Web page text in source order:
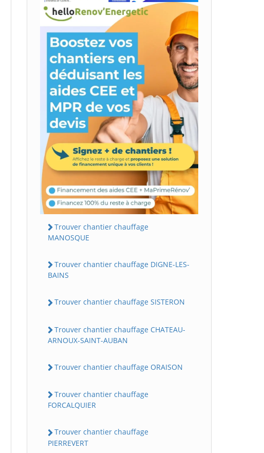
Trouver chantier chauffage
MANOSQUE
Trouver chantier chauffage DIGNE-LES-
BAINS
Trouver chantier chauffage SISTERON
Trouver chantier chauffage CHATEAU-
ARNOUX-SAINT-AUBAN
Trouver chantier chauffage ORAISON
Trouver chantier chauffage
FORCALQUIER
Trouver chantier chauffage
PIERREVERT